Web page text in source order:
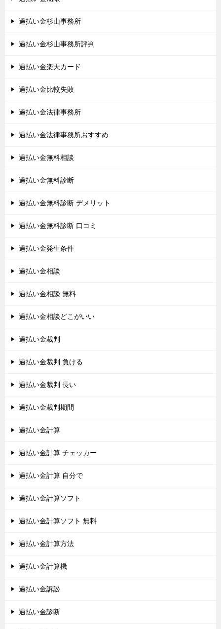
過払い金杉山事務所
過払い金杉山事務所評判
過払い金楽天カード
過払い金比較失敗
過払い金法律事務所
過払い金法律事務所おすすめ
過払い金無料相談
過払い金無料診断
過払い金無料診断 デメリット
過払い金無料診断 口コミ
過払い金発生条件
過払い金相談
過払い金相談 無料
過払い金相談どこがいい
過払い金裁判
過払い金裁判 負ける
過払い金裁判 長い
過払い金裁判期間
過払い金計算
過払い金計算 チェッカー
過払い金計算 自分で
過払い金計算ソフト
過払い金計算ソフト 無料
過払い金計算方法
過払い金計算機
過払い金訴訟
過払い金診断